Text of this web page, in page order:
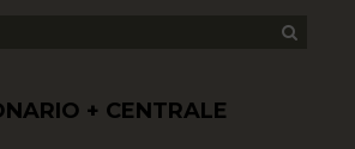
+ CENTRALE